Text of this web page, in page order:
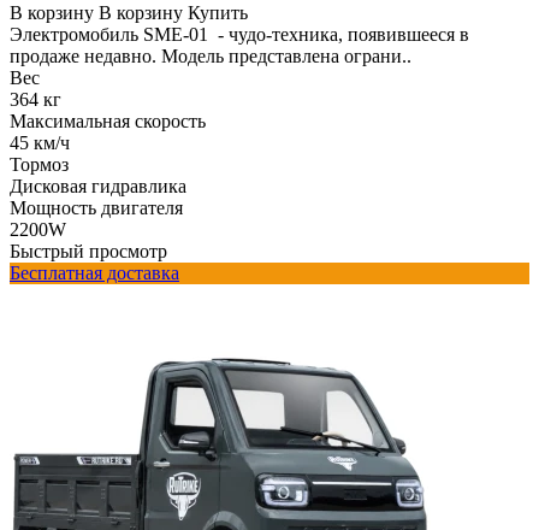
В корзину В корзину Купить
Электромобиль SME-01 - чудо-техника, появившееся в
продаже недавно. Модель представлена ограни..
Вес
364 кг
Максимальная скорость
45 км/ч
Тормоз
Дисковая гидравлика
Мощность двигателя
2200W
Быстрый просмотр
Бесплатная доставка